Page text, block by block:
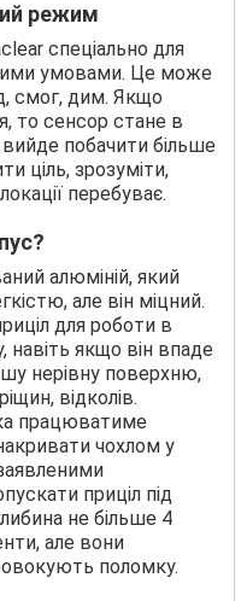
режим
спеціально для
умовами. Це може
смог, дим. Якщо
то сенсор стане в
вийде побачити більше
ціль, зрозуміти,
перебуває.
алюміній, який
але він міцний.
для роботи в
якщо він впаде
нерівну поверхню,
відколів.
працюватиме
чохлом у
приціл під
не більше 4
але вони
поломку.